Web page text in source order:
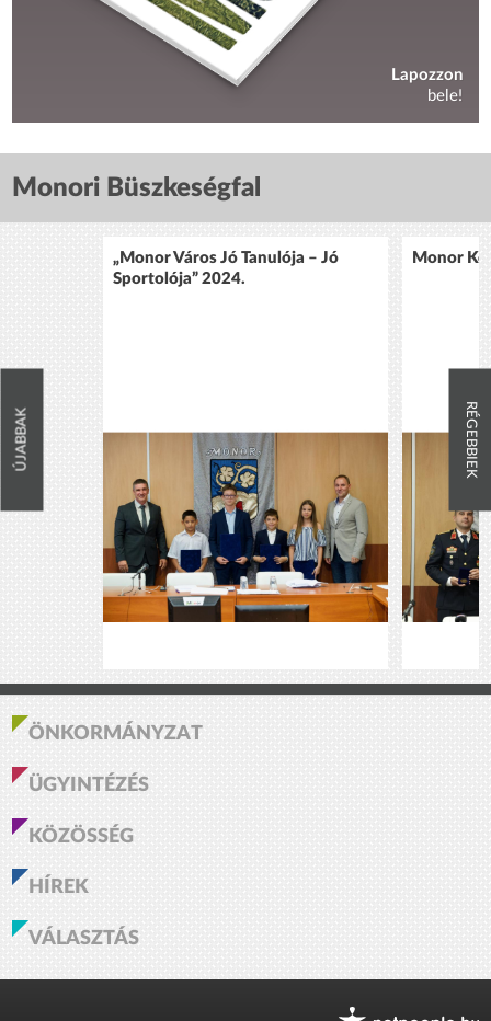
Lapozzon
bele!
Monori Büszkeségfal
ÚJABBAK
„Monor Város Jó Tanulója – Jó
Sportolója” 2024.
Monor
RÉGEBBIEK
ÖNKORMÁNYZAT
ÜGYINTÉZÉS
KÖZÖSSÉG
HÍREK
VÁLASZTÁS